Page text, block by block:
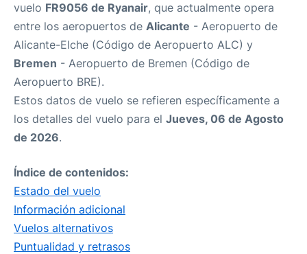
vuelo FR9056 de Ryanair, que actualmente opera
entre los aeropuertos de Alicante - Aeropuerto de
Alicante-Elche (Código de Aeropuerto ALC) y
Bremen - Aeropuerto de Bremen (Código de
Aeropuerto BRE).
Estos datos de vuelo se refieren específicamente a
los detalles del vuelo para el Jueves, 06 de Agosto
de 2026.
Índice de contenidos:
Estado del vuelo
Información adicional
Vuelos alternativos
Puntualidad y retrasos